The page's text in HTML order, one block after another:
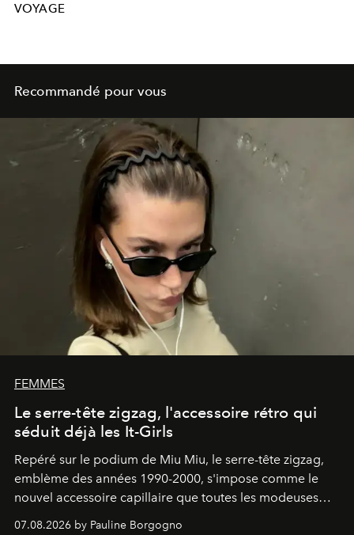
VOYAGE
Recommandé pour vous
FEMMES
Le serre-tête zigzag, l'accessoire rétro qui
séduit déjà les It-Girls
Repéré sur le podium de Miu Miu, le serre-tête zigzag,
emblème des années 1990-2000, s'impose comme le
nouvel accessoire capillaire que toutes les modeuses
s'arrachent déjà.
07.08.2026 by Pauline Borgogno